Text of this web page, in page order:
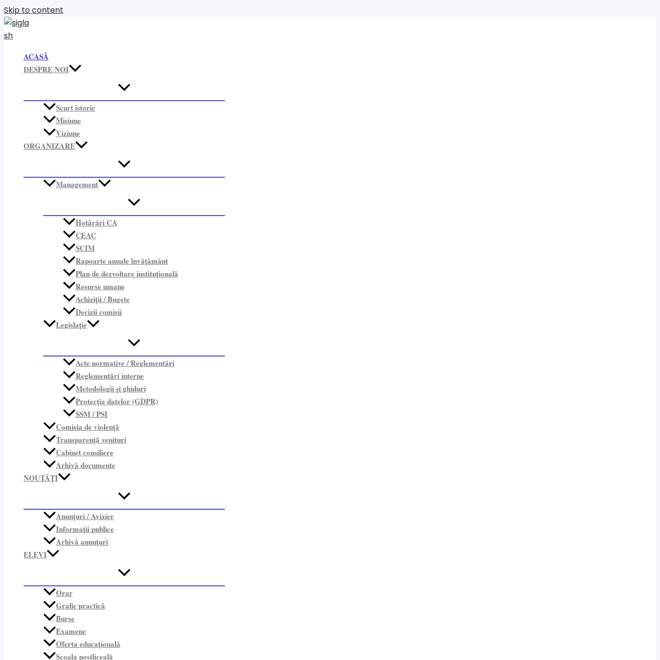
Skip to content
ACASĂ
DESPRE NOI
Scurt istoric
Misiune
Viziune
ORGANIZARE​
Management
Hotărâri CA
CEAC
SCIM
Rapoarte anuale învățământ
Plan de dezvoltare instituțională
Resurse umane
Achiziții / Bugete
Decizii comisii
Legislație
Acte normative / Reglementări
Reglementări interne
Metodologii și ghiduri
Protecția datelor (GDPR)
SSM / PSI
Comisia de violență
Transparență venituri
Cabinet consiliere​
Arhivă documente
NOUTĂȚI
Anunțuri / Avizier
Informații publice​
Arhivă anunțuri
ELEVI
Orar
Grafic practică
Burse
Examene
Oferta educațională
Școala postliceală